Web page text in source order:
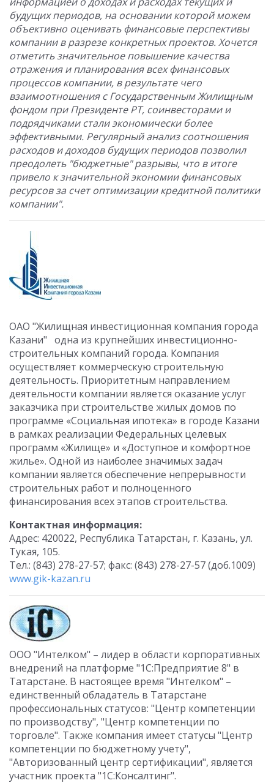
будущих периодов, на основании которой можем
объективно оценивать финансовые перспективы
компании в разрезе конкретных проектов. Хочется
отметить значительное повышение качества
отражения и планирования всех финансовых
процессов компании, в результате чего
взаимоотношения с Государственным Жилищным
фондом при Президенте РТ, соинвесторами и
подрядчиками стали экономически более
эффективными. Регулярный анализ соотношения
расходов и доходов будущих периодов позволил
преодолеть "бюджетные" разрывы, что в итоге
привело к значительной экономии финансовых
ресурсов за счет оптимизации кредитной политики
компании".
ОАО "Жилищная инвестиционная компания города
Казани" одна из крупнейших инвестиционно-
строительных компаний города. Компания
осуществляет коммерческую строительную
деятельность. Приоритетным направлением
деятельности компании является оказание услуг
заказчика при строительстве жилых домов по
программе «Социальная ипотека» в городе Казани
в рамках реализации Федеральных целевых
программ «Жилище» и «Доступное и комфортное
жилье». Одной из наиболее значимых задач
компании является обеспечение непрерывности
строительных работ и полноценного
финансирования всех этапов строительства.
Контактная информация:
Адрес: 420022, Республика Татарстан, г. Казань, ул.
Тукая, 105.
Тел.: (843) 278-27-57; факс: (843) 278-27-57 (доб.1009)
www.gik-kazan.ru
ООО "Интелком" – лидер в области корпоративных
внедрений на платформе "1С:Предприятие 8" в
Татарстане. В настоящее время "Интелком" –
единственный обладатель в Татарстане
профессиональных статусов: "Центр компетенции
по производству", "Центр компетенции по
торговле". Также компания имеет статусы "Центр
компетенции по бюджетному учету",
"Авторизованный центр сертификации", является
участник проекта "1С:Консалтинг".